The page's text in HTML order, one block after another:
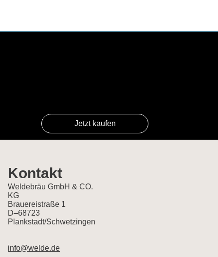
Jetzt kaufen
Kontakt
Weldebräu GmbH & CO.
KG
Brauereistraße 1
D–68723
Plankstadt/Schwetzingen
info welde.de